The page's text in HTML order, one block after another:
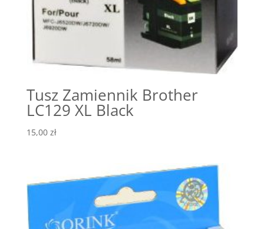
Tusz Zamiennik Brother
LC129 XL Black
15,00 zł